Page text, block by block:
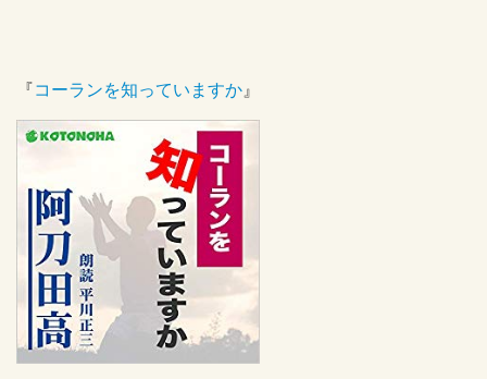
『コーランを知っていますか』